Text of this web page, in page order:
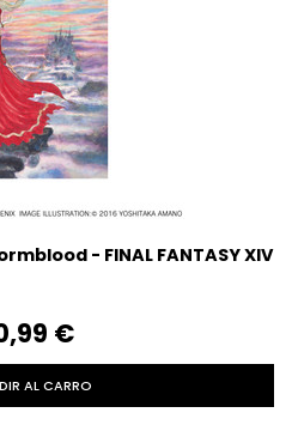
- FINAL FANTASY XIV
‎€
AL CARRO